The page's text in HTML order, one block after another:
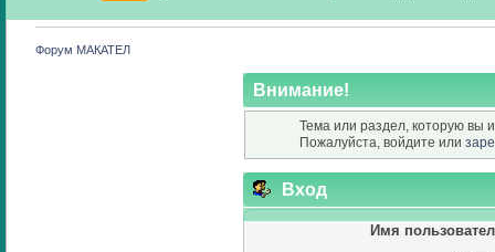
Форум МАКАТЕЛ
Внимание!
Тема или раздел, которую вы
Пожалуйста, войдите или
Вход
Имя